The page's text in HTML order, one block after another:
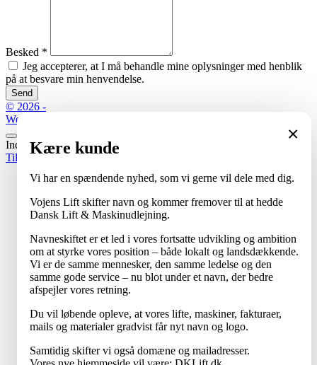
Besked *
Jeg accepterer, at I må behandle mine oplysninger med henblik
på at besvare min henvendelse.
Send
×
Kære kunde
Vi har en spændende nyhed, som vi gerne vil dele med dig.
Vojens Lift skifter navn og kommer fremover til at hedde
Dansk Lift & Maskinudlejning.
Navneskiftet er et led i vores fortsatte udvikling og ambition
om at styrke vores position – både lokalt og landsdækkende.
Vi er de samme mennesker, den samme ledelse og den
samme gode service – nu blot under et navn, der bedre
afspejler vores retning.
Du vil løbende opleve, at vores lifte, maskiner, fakturaer,
mails og materialer gradvist får nyt navn og logo.
Samtidig skifter vi også domæne og mailadresser.
© 2026 -
Website by
Indlæser...
Tilbage til toppen